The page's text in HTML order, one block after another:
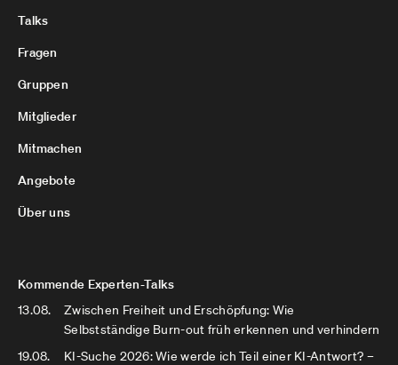
Talks
Fragen
Gruppen
Mitglieder
Mitmachen
Angebote
Über uns
Kommende Experten-Talks
13.08.
Zwischen Freiheit und Erschöpfung: Wie
Selbstständige Burn-out früh erkennen und verhindern
19.08.
KI-Suche 2026: Wie werde ich Teil einer KI-Antwort? –